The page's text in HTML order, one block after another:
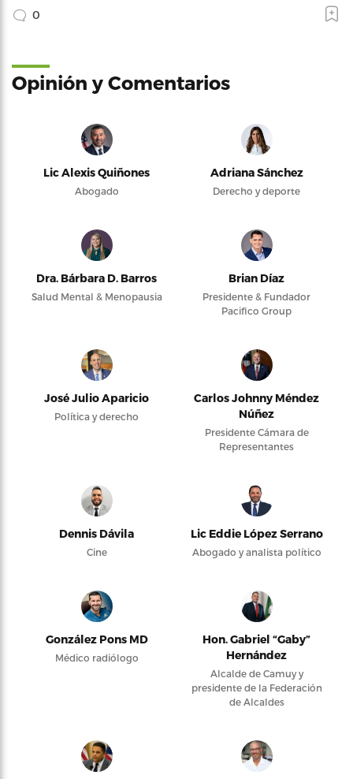
0
Opinión y Comentarios
Lic Alexis Quiñones
Abogado
Adriana Sánchez
Derecho y deporte
Dra. Bárbara D. Barros
Salud Mental & Menopausia
Brian Díaz
Presidente & Fundador
Pacifico Group
José Julio Aparicio
Política y derecho
Carlos Johnny Méndez
Núñez
Presidente Cámara de
Representantes
Dennis Dávila
Cine
Lic Eddie López Serrano
Abogado y analista político
González Pons MD
Médico radiólogo
Hon. Gabriel “Gaby”
Hernández
Alcalde de Camuy y
presidente de la Federación
de Alcaldes